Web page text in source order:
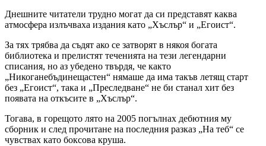
Днешните читатели трудно могат да си представят каква
атмосфера излъчваха издания като „Хъслър“ и „Егоист“.
За тях трябва да съдят ако се затворят в някоя богата
библиотека и прелистят теченията на тези легендарни
списания, но аз убедено твърдя, че както
„Никоганебъдинещастен“ нямаше да има такъв летящ старт
без „Егоист“, така и „Преследване“ не би станал хит без
появата на откъсите в „Хъслър“.
Тогава, в горещото лято на 2005 погълнах дебютния му
сборник и след прочитане на последния разказ „На теб“ се
чувствах като боксова круша.